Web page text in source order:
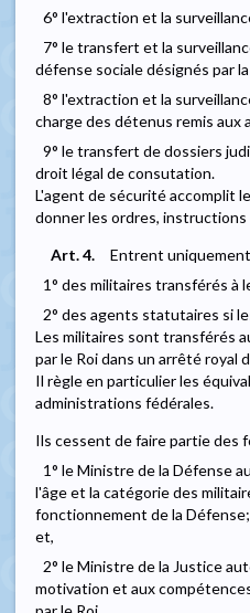
6° l'extraction et la
7° le transfert et la
défense sociale désignés par
8° l'extraction et la
charge des détenus remis aux
9° le transfert de dossiers
droit légal de consutation.
L'agent de sécurité accomplit
donner les ordres,
Art. 4.
Entrent
1° des militaires transférés à
2° des agents statutaires si
Les militaires sont transférés
par le Roi dans un arrêté royal
Il règle en particulier les
administrations fédérales.
Ils cessent de faire partie des
1° le Ministre de la Défense
l'âge et la catégorie des
fonctionnement de la Défense;
et,
2° le Ministre de la Justice
motivation et aux